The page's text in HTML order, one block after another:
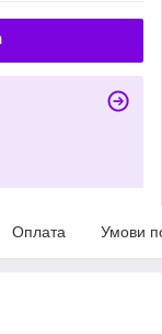
Оплата Умови